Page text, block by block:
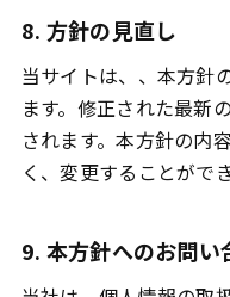
8. 方針の見直し
当サイトは、、本方針
ます。修正された最新
されます。本方針の内
く、変更することがで
9. 本方針へのお問い